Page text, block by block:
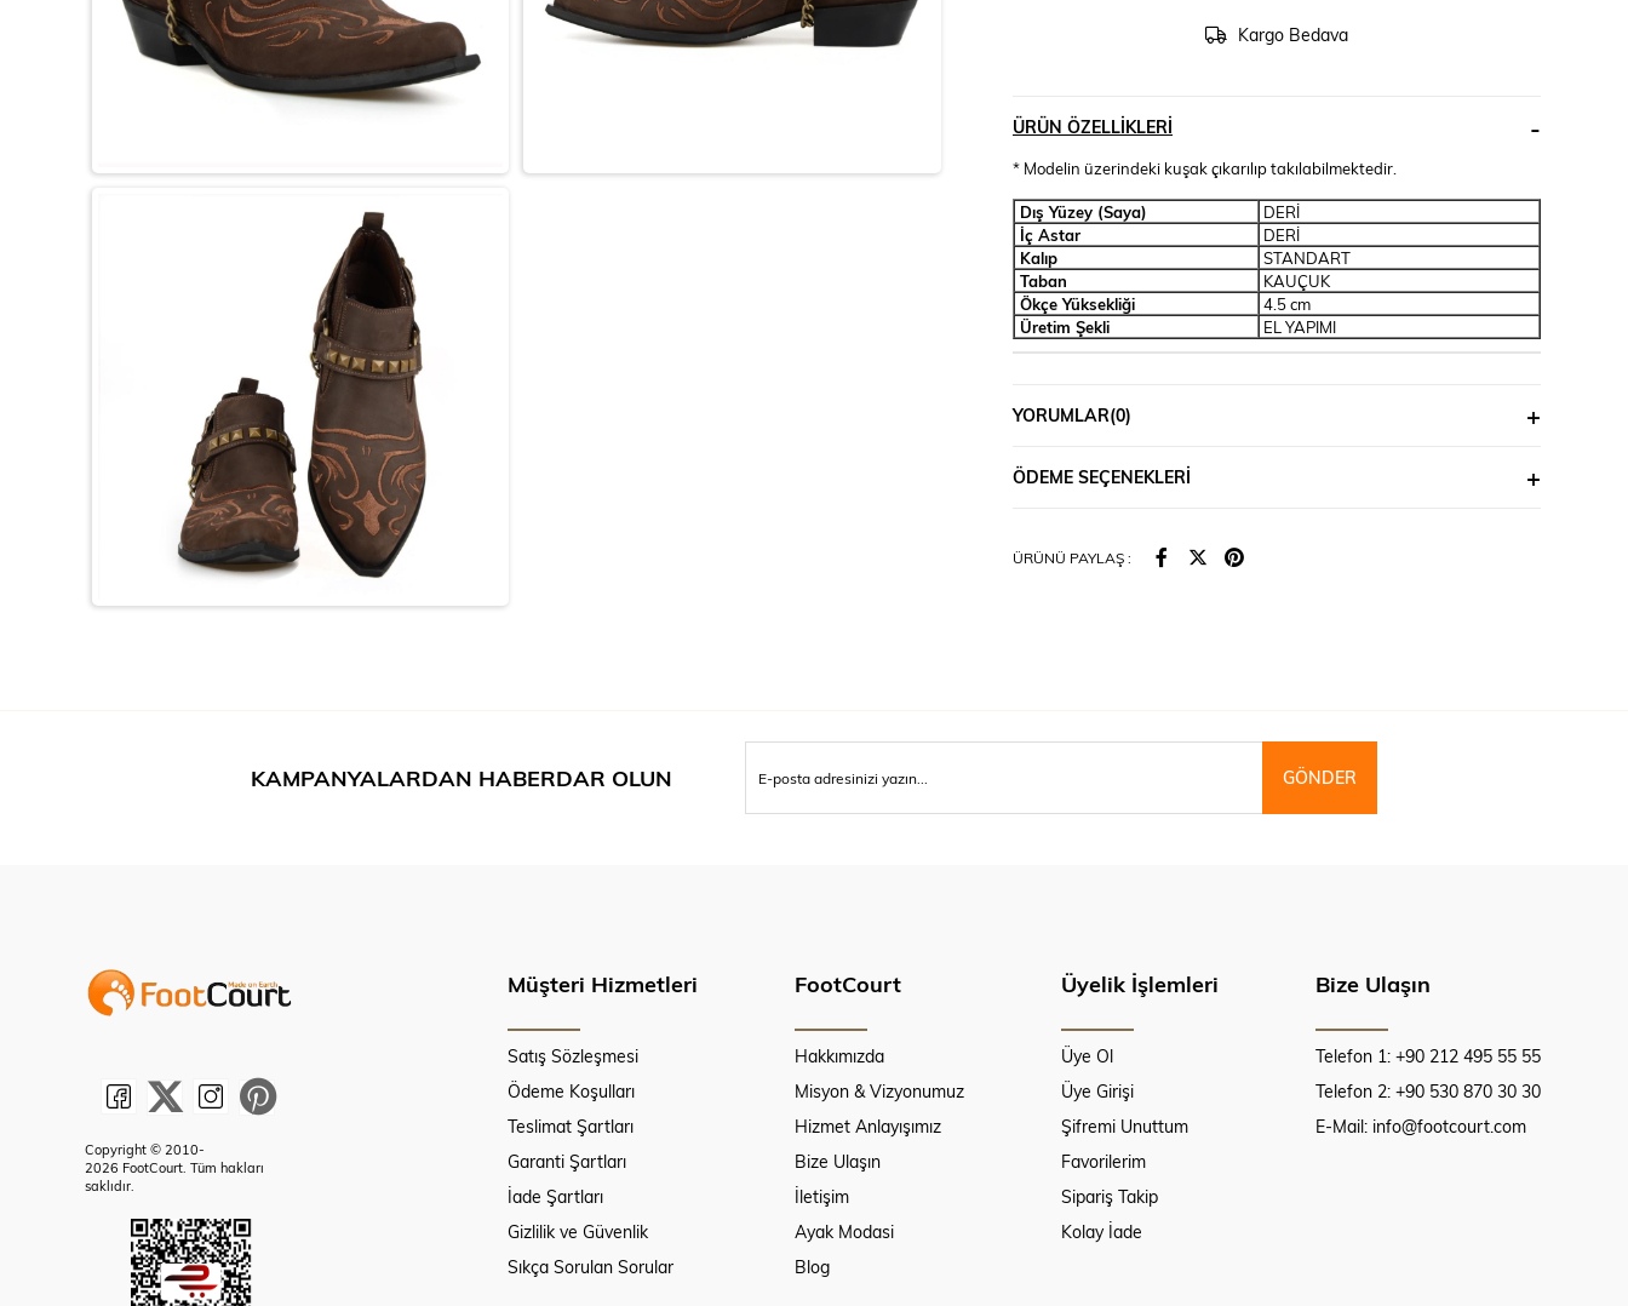
Kargo Bedava
ÜRÜN ÖZELLIKLERI
* Modelin üzerindeki kuşak çıkarılıp takılabilmektedir.
Dış Yüzey (Saya)
DERİ
İç Astar
DERİ
Kalıp
STANDART
Taban
KAUÇUK
Ökçe Yüksekliği
4.5 cm
Üretim Şekli
EL YAPIMI
YORUMLAR(0)
ÖDEME SEÇENEKLERI
ÜRÜNÜ PAYLAŞ :
KAMPANYALARDAN HABERDAR OLUN GÖNDER
Müşteri Hizmetleri
Satış Sözleşmesi
Ödeme Koşulları
Teslimat Şartları
Garanti Şartları
İade Şartları
Gizlilik ve Güvenlik
Sıkça Sorulan Sorular
FootCourt
Hakkımızda
Misyon & Vizyonumuz
Hizmet Anlayışımız
Bize Ulaşın
İletişim
Ayak Modasi
Blog
Üyelik İşlemleri
Üye Ol
Üye Girişi
Şifremi Unuttum
Favorilerim
Sipariş Takip
Kolay İade
Bize Ulaşın
Telefon 1: +90 212 495 55 55
Telefon 2: +90 530 870 30 30
E-Mail: info@footcourt.com
Copyright © 2010-
2026 FootCourt. Tüm hakları
saklıdır.